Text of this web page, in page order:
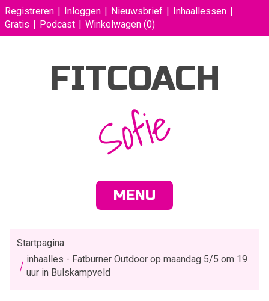
Registreren Inloggen Nieuwsbrief
Inhaallessen
Gratis
Podcast Winkelwagen (0)
FITCOACH
Sofie
MENU
Startpagina
inhaalles - Fatburner Outdoor op maandag 5/5 om 19
uur in Bulskampveld